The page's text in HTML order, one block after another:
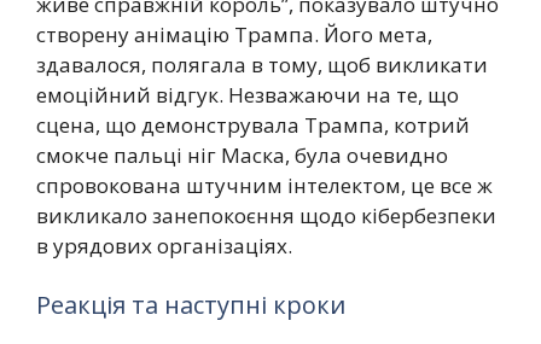
створену анімацію Трампа. Його мета,
здавалося, полягала в тому, щоб викликати
емоційний відгук. Незважаючи на те, що
сцена, що демонструвала Трампа, котрий
смокче пальці ніг Маска, була очевидно
спровокована штучним інтелектом, це все ж
викликало занепокоєння щодо кібербезпеки
в урядових організаціях.
Реакція та наступні кроки